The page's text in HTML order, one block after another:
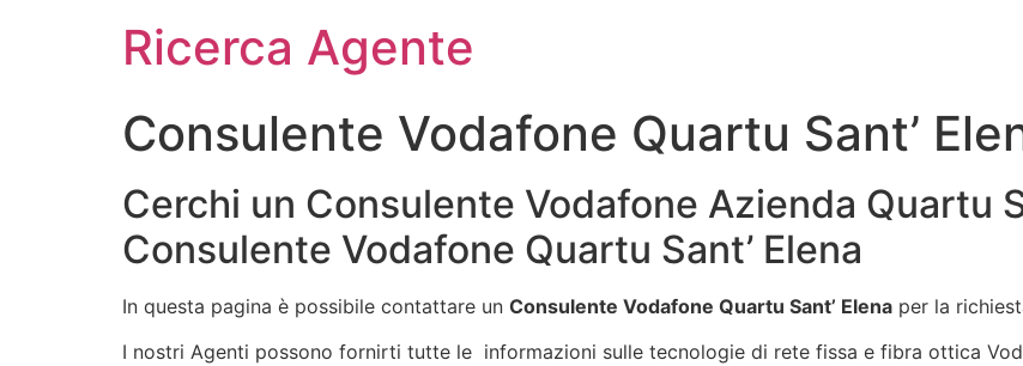
Ricerca Agente
Consulente Vodafone Quartu Sant’
Cerchi un Consulente Vodafone Azienda Quartu
Consulente Vodafone Quartu Sant’ Elena
In questa pagina è possibile contattare un Consulente Vodafone Quartu Sant’ Elena per la
I nostri Agenti possono fornirti tutte le informazioni sulle tecnologie di rete fissa e fibra ottica